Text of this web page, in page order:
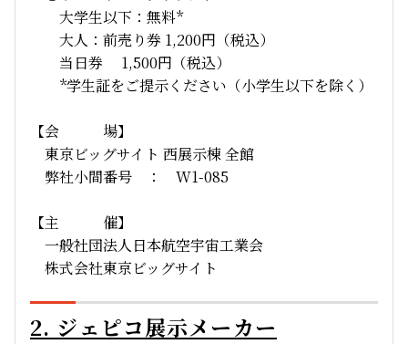
大学生以下：無料*
大人：前売り券 1,200円（税込）
当日券 1,500円（税込）
*学生証をご提示ください（小学生以下を除く）
【会 場】
東京ビッグサイト 西展示棟 全館
弊社小間番号 ： W1-085
【主 催】
一般社団法人日本航空宇宙工業会
株式会社東京ビッグサイト
2. ジェピコ展示メーカー